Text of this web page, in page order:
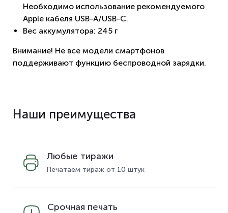
Необходимо использование рекомендуемого
Apple кабеля USB-A/USB-C.
Вес аккумулятора: 245 г
Внимание! Не все модели смартфонов
поддерживают функцию беспроводной зарядки.
Наши преимущества
Любые тиражи
Печатаем тираж от 10 штук
Срочная печать